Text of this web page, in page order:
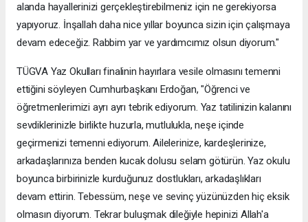
alanda hayallerinizi gerçekleştirebilmeniz için ne gerekiyorsa
yapıyoruz. İnşallah daha nice yıllar boyunca sizin için çalışmaya
devam edeceğiz. Rabbim yar ve yardımcımız olsun diyorum."
TÜGVA Yaz Okulları finalinin hayırlara vesile olmasını temenni
ettiğini söyleyen Cumhurbaşkanı Erdoğan, "Öğrenci ve
öğretmenlerimizi ayrı ayrı tebrik ediyorum. Yaz tatilinizin kalanını
sevdiklerinizle birlikte huzurla, mutlulukla, neşe içinde
geçirmenizi temenni ediyorum. Ailelerinize, kardeşlerinize,
arkadaşlarınıza benden kucak dolusu selam götürün. Yaz okulu
boyunca birbirinizle kurduğunuz dostlukları, arkadaşlıkları
devam ettirin. Tebessüm, neşe ve sevinç yüzünüzden hiç eksik
olmasın diyorum. Tekrar buluşmak dileğiyle hepinizi Allah'a